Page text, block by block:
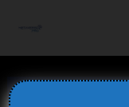
contenido